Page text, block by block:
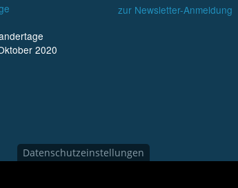
2020
zur Newsletter-Anmeldung
Datenschutzeinstellungen